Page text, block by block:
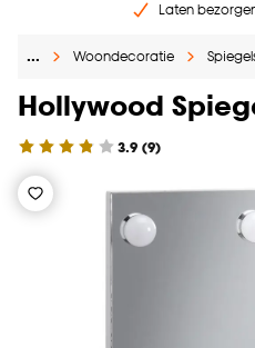
Laten
Gratis raam advies
… Woondecoratie
Hollywood
3.9 (9)